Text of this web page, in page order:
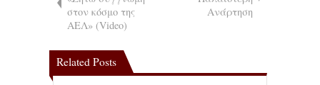
στον κόσμο της
ΑΕΛ» (Video)
Ανάρτηση
Related Posts